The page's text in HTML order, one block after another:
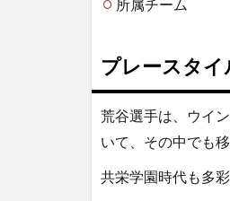
所属チーム
プレースタイ
荒谷選手は、ウイ
いて、その中でも
共栄学園時代も多